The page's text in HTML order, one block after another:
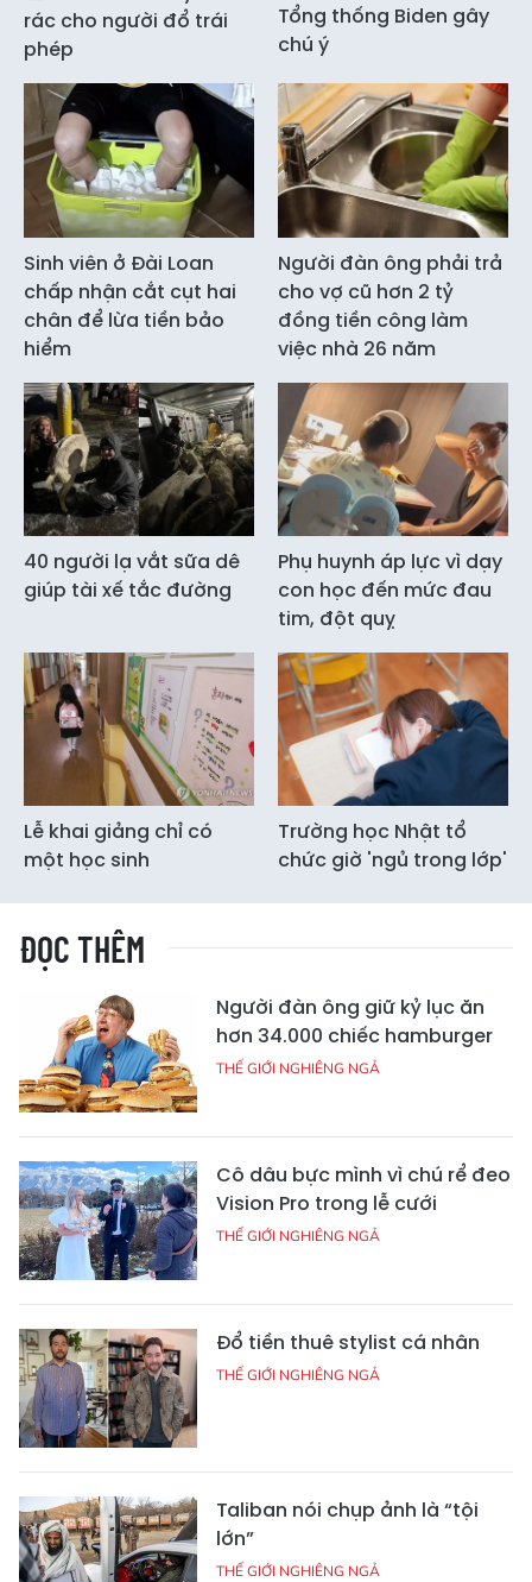
rác cho người đổ trái
phép
Tổng thống Biden gây
chú ý
Sinh viên ở Đài Loan
chấp nhận cắt cụt hai
chân để lừa tiền bảo
hiểm
Người đàn ông phải trả
cho vợ cũ hơn 2 tỷ
đồng tiền công làm
việc nhà 26 năm
40 người lạ vắt sữa dê
giúp tài xế tắc đường
Phụ huynh áp lực vì dạy
con học đến mức đau
tim, đột quỵ
Lễ khai giảng chỉ có
một học sinh
Trường học Nhật tổ
chức giờ 'ngủ trong lớp'
ĐỌC THÊM
Người đàn ông giữ kỷ lục ăn
hơn 34.000 chiếc hamburger
THẾ GIỚI NGHIÊNG NGẢ
Cô dâu bực mình vì chú rể đeo
Vision Pro trong lễ cưới
THẾ GIỚI NGHIÊNG NGẢ
Đổ tiền thuê stylist cá nhân
THẾ GIỚI NGHIÊNG NGẢ
Taliban nói chụp ảnh là “tội
lớn”
THẾ GIỚI NGHIÊNG NGẢ